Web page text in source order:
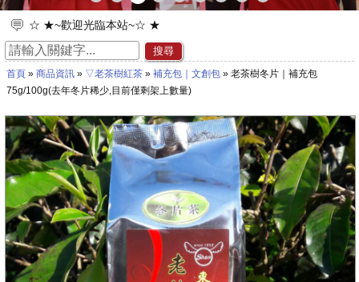
☆ ★~歡迎光臨本站~☆ ★
☆ ★~歡迎您到留言版給我們加油打氣~☆ ★
搜尋
首頁» 商品資訊» ▽老茶樹紅茶» 補充包｜文創包» 老茶樹冬片｜補充包
75g/100g(去年冬片稀少,目前僅剩架上數量)